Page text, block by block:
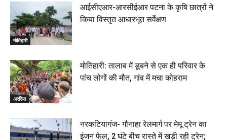
रक्सौल : सुरक्षा जॉंच को सोना-चांदी दुकानों का एसडीपीओ और
थानाध्यक्ष ने किया निरीक्षण, 19 June 2026
00:58
बेतिया में सगे भाई ने मां के साथ मिलकर की भाई की हत्या, शव
जलाया, दोनों गिरफ्तार, 14 June 2026
00:12
मोतिहारी। NDA सरकार, 12 साल विश्वास के, मीडिया संवाद में
सांसद रधामोहन सिंह, 13 June 2026
02:19
मोतिहारी
आईसीएआर-आरसीईआर पटना के कृषि छात्रों ने
किया विस्तृत आधारभूत सर्वेक्षण
अररिया
मोतिहारी: तालाब में डूबने से एक ही परिवार के
पांच लोगों की मौत, गांव में मचा कोहराम
नरकटियागंज- गौनाहा रेलमार्ग पर मेमू ट्रेन का
इंजन फेल, 2 घंटे बीच रास्ते में खड़ी रही ट्रेन;